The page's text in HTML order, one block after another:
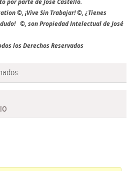
©, ¡Vive Sin Trabajar! ©, ¿Tienes
©, son Propiedad Intelectual de José
los Derechos Reservados